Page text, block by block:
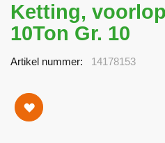
Ketting,
10Ton Gr. 10
Artikel nummer 14178153